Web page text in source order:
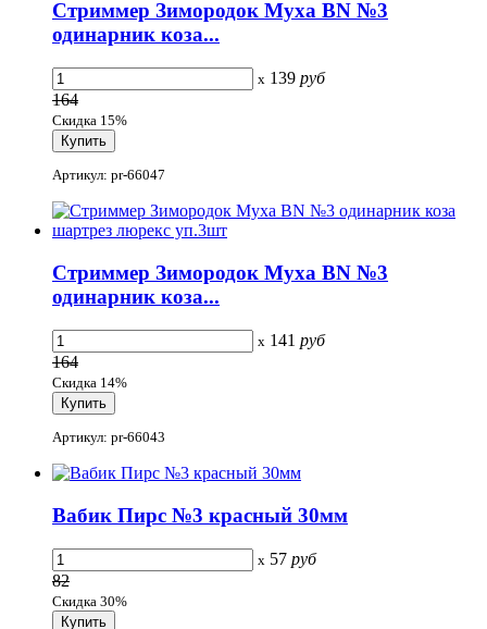
Стриммер Зимородок Муха BN №3
одинарник коза...
x 139 руб
164
Скидка 15%
Артикул: pr-66047
Стриммер Зимородок Муха BN №3
одинарник коза...
x 141 руб
164
Скидка 14%
Артикул: pr-66043
Вабик Пирс №3 красный 30мм
x 57 руб
82
Скидка 30%